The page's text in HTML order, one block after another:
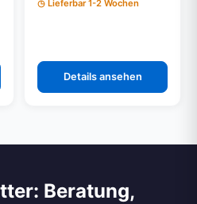
Lieferbar 1-2 Wochen
Details ansehen
Beratung,